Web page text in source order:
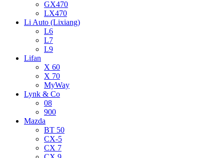
GX470
LX470
Li Auto (Lixiang)
L6
L7
L9
Lifan
X 60
X 70
MyWay
Lynk & Co
08
900
Mazda
BT 50
CX-5
CX 7